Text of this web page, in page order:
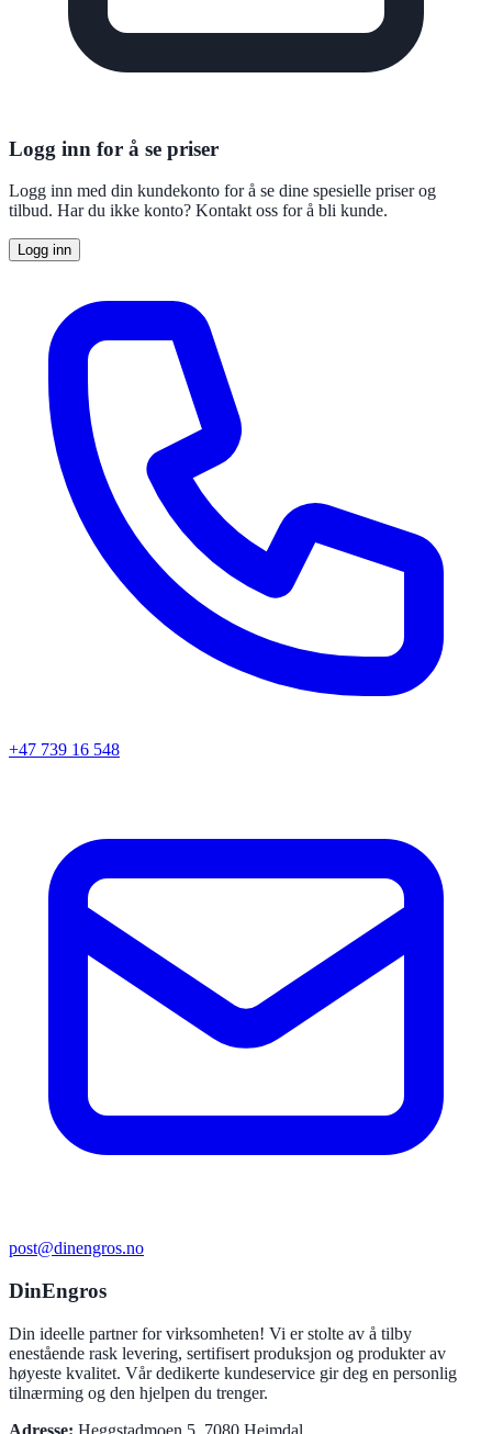
Logg inn for å se priser
Logg inn med din kundekonto for å se dine spesielle priser og
tilbud. Har du ikke konto? Kontakt oss for å bli kunde.
Logg inn
+47 739 16 548
post@dinengros.no
DinEngros
Din ideelle partner for virksomheten! Vi er stolte av å tilby
enestående rask levering, sertifisert produksjon og produkter av
høyeste kvalitet. Vår dedikerte kundeservice gir deg en personlig
tilnærming og den hjelpen du trenger.
Adresse: Heggstadmoen 5, 7080 Heimdal